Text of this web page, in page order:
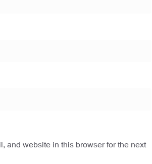
and website in this browser for the next